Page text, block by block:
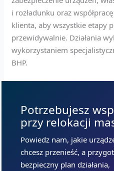
i rozładunku oraz
klienta, aby wszystkie etapy
przewidywalnie. Działania
wykorzystaniem
BHP.
Potrzebujesz
przy relokacji
Powiedz nam, jakie
chcesz przenieść, a
bezpieczny plan działania,